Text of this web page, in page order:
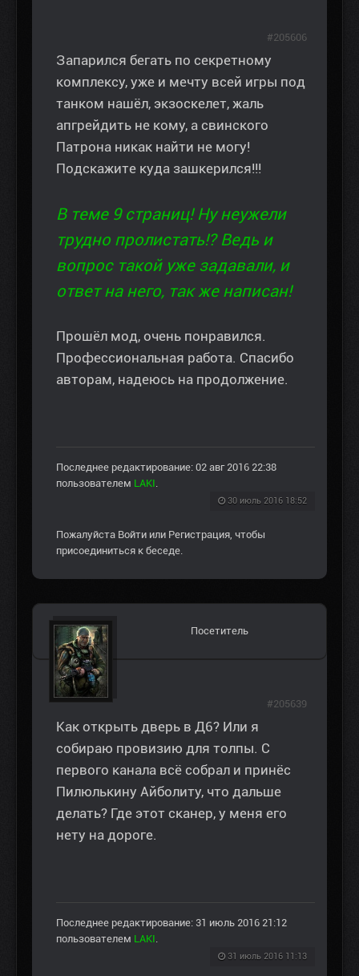
Запарился бегать по секретному
комплексу, уже и мечту всей игры под
танком нашёл, экзоскелет, жаль
апгрейдить не кому, а свинского
Патрона никак найти не могу!
Подскажите куда зашкерился!!!
В теме 9 страниц! Ну неужели
трудно пролистать!? Ведь и
вопрос такой уже задавали, и
ответ на него, так же написан!
Прошёл мод, очень понравился.
Профессиональная работа. Спасибо
авторам, надеюсь на продолжение.
Последнее редактирование: 02 авг 2016 22:38
пользователем LAKI.
30 июль 2016 18:52
#205606
Пожалуйста Войти или Регистрация, чтобы
присоединиться к беседе.
Посетитель
Как открыть дверь в Д6? Или я
собираю провизию для толпы. С
первого канала всё собрал и принёс
Пилюлькину Айболиту, что дальше
делать? Где этот сканер, у меня его
нету на дороге.
Последнее редактирование: 31 июль 2016 21:12
пользователем LAKI.
31 июль 2016 11:13
#205639